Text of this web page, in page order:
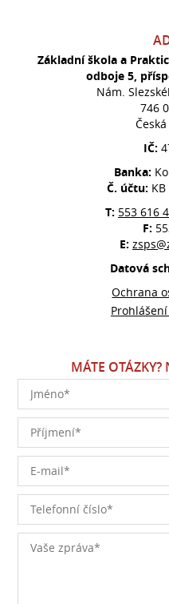
Základní škola a
odboje 5,
Nám.
746
IČ:
Banka:
Č. účtu:
T: 553 616
F:
E:
Datová
Ochrana
MÁTE OTÁZKY?